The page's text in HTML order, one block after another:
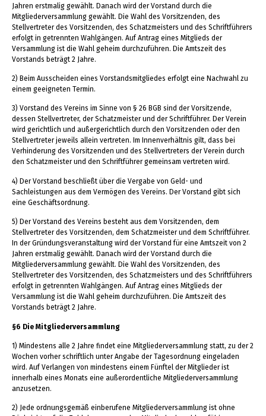
Jahren erstmalig gewählt. Danach wird der Vorstand durch die
Mitgliederversammlung gewählt. Die Wahl des Vorsitzenden, des
Stellvertreter des Vorsitzenden, des Schatzmeisters und des Schriftführers
erfolgt in getrennten Wahlgängen. Auf Antrag eines Mitglieds der
Versammlung ist die Wahl geheim durchzuführen. Die Amtszeit des
Vorstands beträgt 2 Jahre.
2) Beim Ausscheiden eines Vorstandsmitgliedes erfolgt eine Nachwahl zu
einem geeigneten Termin.
3) Vorstand des Vereins im Sinne von § 26 BGB sind der Vorsitzende,
dessen Stellvertreter, der Schatzmeister und der Schriftführer. Der Verein
wird gerichtlich und außergerichtlich durch den Vorsitzenden oder den
Stellvertreter jeweils allein vertreten. Im Innenverhältnis gilt, dass bei
Verhinderung des Vorsitzenden und des Stellvertreters der Verein durch
den Schatzmeister und den Schriftführer gemeinsam vertreten wird.
4) Der Vorstand beschließt über die Vergabe von Geld- und
Sachleistungen aus dem Vermögen des Vereins. Der Vorstand gibt sich
eine Geschäftsordnung.
5) Der Vorstand des Vereins besteht aus dem Vorsitzenden, dem
Stellvertreter des Vorsitzenden, dem Schatzmeister und dem Schriftführer.
In der Gründungsveranstaltung wird der Vorstand für eine Amtszeit von 2
Jahren erstmalig gewählt. Danach wird der Vorstand durch die
Mitgliederversammlung gewählt. Die Wahl des Vorsitzenden, des
Stellvertreter des Vorsitzenden, des Schatzmeisters und des Schriftführers
erfolgt in getrennten Wahlgängen. Auf Antrag eines Mitglieds der
Versammlung ist die Wahl geheim durchzuführen. Die Amtszeit des
Vorstands beträgt 2 Jahre.
§6 Die Mitgliederversammlung
1) Mindestens alle 2 Jahre findet eine Mitgliederversammlung statt, zu der 2
Wochen vorher schriftlich unter Angabe der Tagesordnung eingeladen
wird. Auf Verlangen von mindestens einem Fünftel der Mitglieder ist
innerhalb eines Monats eine außerordentliche Mitgliederversammlung
anzusetzen.
2) Jede ordnungsgemäß einberufene Mitgliederversammlung ist ohne